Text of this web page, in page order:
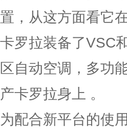
置，从这方面看它
卡罗拉装备了VSC
区自动空调，多功
产卡罗拉身上 。
为配合新平台的使